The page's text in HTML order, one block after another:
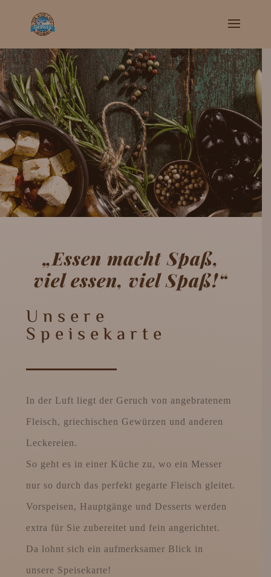
„Essen macht Spaß,
viel essen, viel Spaß!“
Unsere
Speisekarte
In der Luft liegt der Geruch von angebratenem
Fleisch, griechischen Gewürzen und anderen
Leckereien.
So geht es in einer Küche zu, wo ein Messer
nur so durch das perfekt gegarte Fleisch gleitet.
Vorspeisen, Hauptgänge und Desserts werden
extra für Sie zubereitet und fein angerichtet.
Da lohnt sich ein aufmerksamer Blick in
unsere Speisekarte!